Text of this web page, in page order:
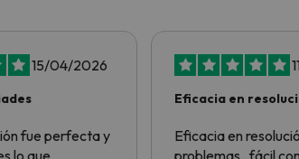
15/04/2026
fue perfecta y
lo que
Eficacia en
Eficacia en
problemas , fácil